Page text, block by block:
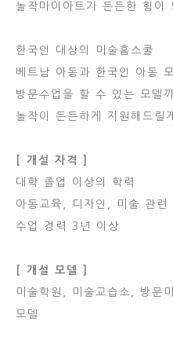
놀작마이아트가 든든한 힘이
한국인 대상의 미술홈스쿨
베트남 아동과 한국인 아동
방문수업을 할 수 있는 모델까
놀작이 든든하게 지원해드릴
[ 개설 자격 ]
대학 졸업 이상의 학력
아동교육, 디자인, 미술 관련
수업 경력 3년 이상
[ 개설 모델 ]
미술학원, 미술교습소, 방문
모델